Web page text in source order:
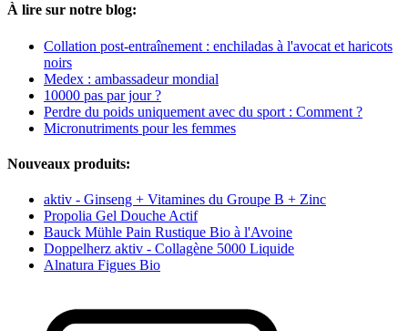
À lire sur notre blog:
Collation post-entraînement : enchiladas à l'avocat et haricots
noirs
Medex : ambassadeur mondial
10000 pas par jour ?
Perdre du poids uniquement avec du sport : Comment ?
Micronutriments pour les femmes
Nouveaux produits:
aktiv - Ginseng + Vitamines du Groupe B + Zinc
Propolia Gel Douche Actif
Bauck Mühle Pain Rustique Bio à l'Avoine
Doppelherz aktiv - Collagène 5000 Liquide
Alnatura Figues Bio